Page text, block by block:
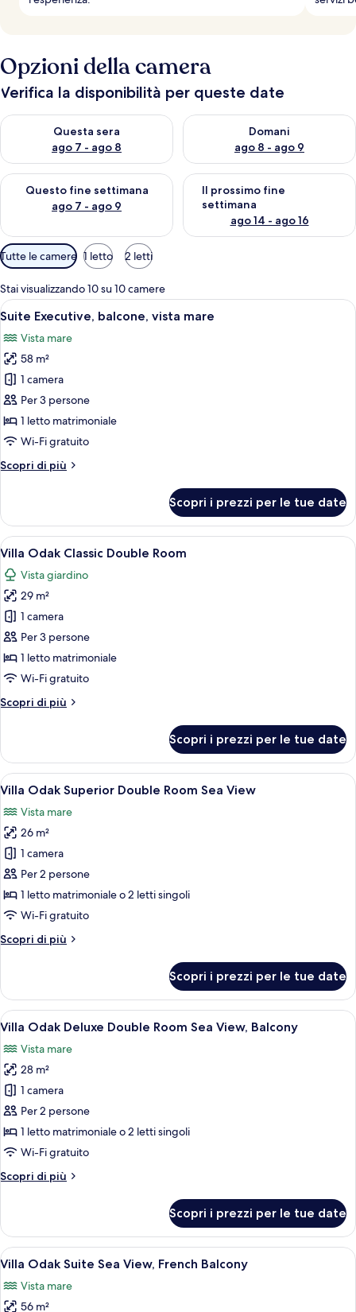
Opzioni della camera
Verifica la disponibilità per queste date
Questa sera
ago 7 - ago 8
Verifica la disponibilità per questa sera, ago 7 - ago 8
Domani
ago 8 - ago 9
Verifica la disponibilità per
Questo fine settimana
ago 7 - ago 9
Verifica la disponibilità per questo fine settimana, ago 7 - ago
Il prossimo fine
settimana
ago 14 - ago 16
Verifica la disponibilità per il
Filtri
disponibili
per
le
camere
Tutte le camere 1 letto 2 letti
Stai visualizzando 10 su 10 camere
Apri
tutte
le
foto
per
Suite
Executive,
balcone,
mare
Camera d'albergo con un letto
6
Suite Executive, balcone, vista mare
Vista mare
58 m²
1 camera
Per 3 persone
1 letto matrimoniale
Wi-Fi gratuito
Scopri di più
Altri
Executive,
balcone,
vista
Scopri i prezzi per le tue date
Apri
tutte
le
foto
per
Villa
Odak
Classic
Room
Una camera d'hotel con un letto,
4
Villa Odak Classic Double Room
Vista giardino
29 m²
1 camera
Per 3 persone
1 letto matrimoniale
Wi-Fi gratuito
Scopri di più
Altri
Odak
Classic
Double
Scopri i prezzi per le tue date
Apri
tutte
le
foto
per
Villa
Odak
Superior
Room
Una camera d'albergo con un letto,
9
Villa Odak Superior Double Room Sea View
Vista mare
26 m²
1 camera
Per 2 persone
1 letto matrimoniale o 2 letti singoli
Wi-Fi gratuito
Scopri di più
Altri
Odak
Superior
Double
Sea
View
Scopri i prezzi per le tue date
Apri
tutte
le
foto
per
Villa
Odak
Deluxe
Room
Balcony
Una camera d'albergo con un letto
6
Villa Odak Deluxe Double Room Sea View, Balcony
Vista mare
28 m²
1 camera
Per 2 persone
1 letto matrimoniale o 2 letti singoli
Wi-Fi gratuito
Scopri di più
Altri
Odak
Deluxe
Double
Sea
View,
Scopri i prezzi per le tue date
Apri
tutte
le
Una moderna camera d'hotel con
6
Villa Odak Suite Sea View, French Balcony
Vista mare
56 m²